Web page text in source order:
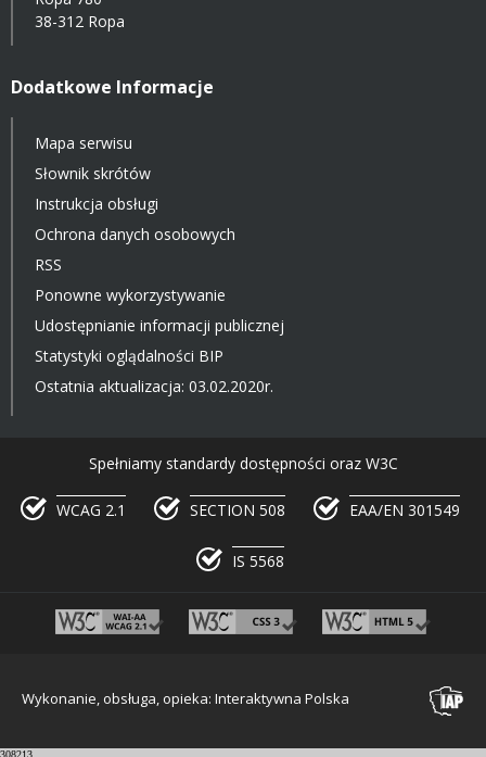
38-312 Ropa
Dodatkowe Informacje
Mapa serwisu
Słownik skrótów
Instrukcja obsługi
Ochrona danych osobowych
RSS
Ponowne wykorzystywanie
Udostępnianie informacji publicznej
Statystyki oglądalności BIP
Ostatnia aktualizacja: 03.02.2020r.
Spełniamy standardy dostępności oraz W3C
WCAG 2.1 SECTION 508 EAA/EN 301549
IS 5568
Wykonanie, obsługa, opieka: Interaktywna Polska
308213